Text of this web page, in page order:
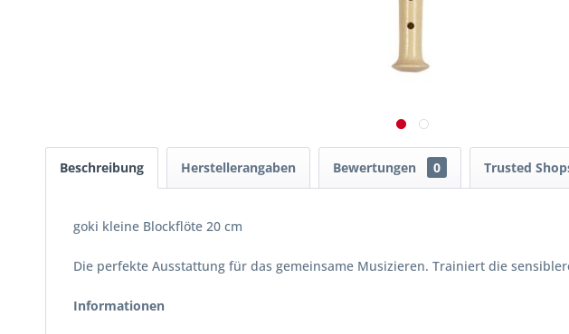
Beschreibung Herstellerangaben Bewertungen 0 Trusted
goki kleine Blockflöte 20 cm
Die perfekte Ausstattung für das gemeinsame Musizieren. Trainiert die
Informationen